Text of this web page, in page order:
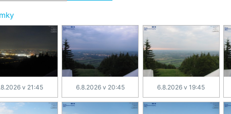
v 21:45 6.8.2026 v 20:45 6.8.2026 v 19:45